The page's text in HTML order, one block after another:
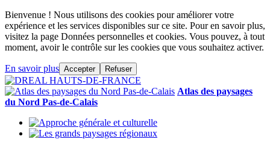
Bienvenue ! Nous utilisons des cookies pour améliorer votre
expérience et les services disponibles sur ce site. Pour en savoir plus,
visitez la page Données personnelles et cookies. Vous pouvez, à tout
moment, avoir le contrôle sur les cookies que vous souhaitez activer.
En savoir plus Accepter Refuser
Atlas des paysages
du Nord Pas-de-Calais